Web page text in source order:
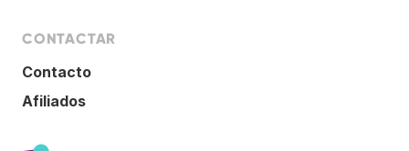
CONTACTAR
Contacto
Afiliados